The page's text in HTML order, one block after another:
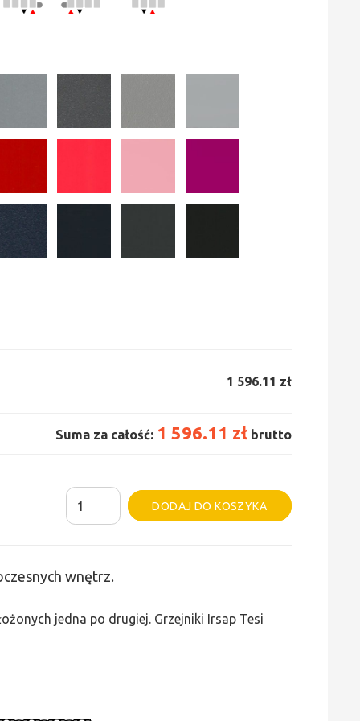
1 596.11 zł
Suma za całość: 1 596.11 zł brutto
ilość
Grzejnik
DODAJ DO KOSZYKA
Alternative:
wnętrz.
jedna po drugiej. Grzejniki Irsap Tesi